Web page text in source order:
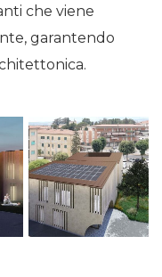
che viene
garantendo